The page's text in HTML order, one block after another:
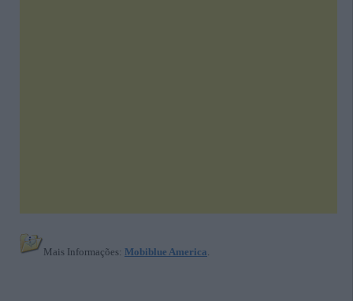
Mais Informações: Mobiblue America.